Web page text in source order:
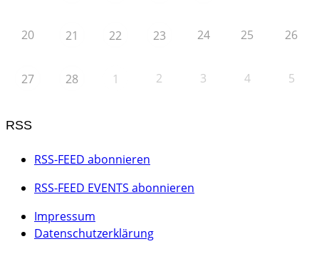
20 21 22 23 24 25 26
27 28 1 2 3 4 5
RSS
RSS-FEED abonnieren
RSS-FEED EVENTS abonnieren
Impressum
Datenschutzerklärung